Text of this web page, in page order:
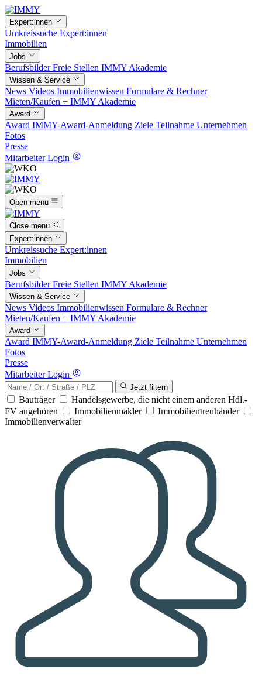
Expert:innen
Umkreissuche Expert:innen
Immobilien
Jobs
BerufsbilderFreie Stellen IMMY Akademie
Wissen & Service
News Videos Immobilienwissen Formulare & Rechner
Mieten/Kaufen + IMMY Akademie
Award
Award IMMY-Award-Anmeldung Ziele Teilnahme Unternehmen
Fotos
Presse
Mitarbeiter Login
Open menu
Close menu
Expert:innen
Umkreissuche Expert:innen
Immobilien
Jobs
BerufsbilderFreie Stellen IMMY Akademie
Wissen & Service
News Videos Immobilienwissen Formulare & Rechner
Mieten/Kaufen + IMMY Akademie
Award
Award IMMY-Award-Anmeldung Ziele Teilnahme Unternehmen
Fotos
Presse
Mitarbeiter Login
Jetzt filtern
Bauträger
Handelsgewerbe, die nicht einem anderen Hdl.-
FV angehören
Immobilienmakler
Immobilientreuhänder
Immobilienverwalter